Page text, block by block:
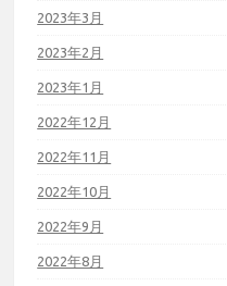
2023年3月
2023年2月
2023年1月
2022年12月
2022年11月
2022年10月
2022年9月
2022年8月